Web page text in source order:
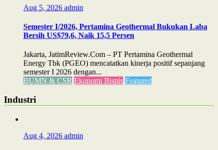
Aug 5, 2026 admin
Semester I/2026, Pertamina Geothermal Bukukan Laba
Bersih US$79,6, Naik 15,5 Persen
Jakarta, JatimReview.Com – PT Pertamina Geothermal
Energy Tbk (PGEO) mencatatkan kinerja positif sepanjang
semester I 2026 dengan...
BUMN & CSR Ekonomi Bisnis Featured
Industri
Aug 4, 2026 admin